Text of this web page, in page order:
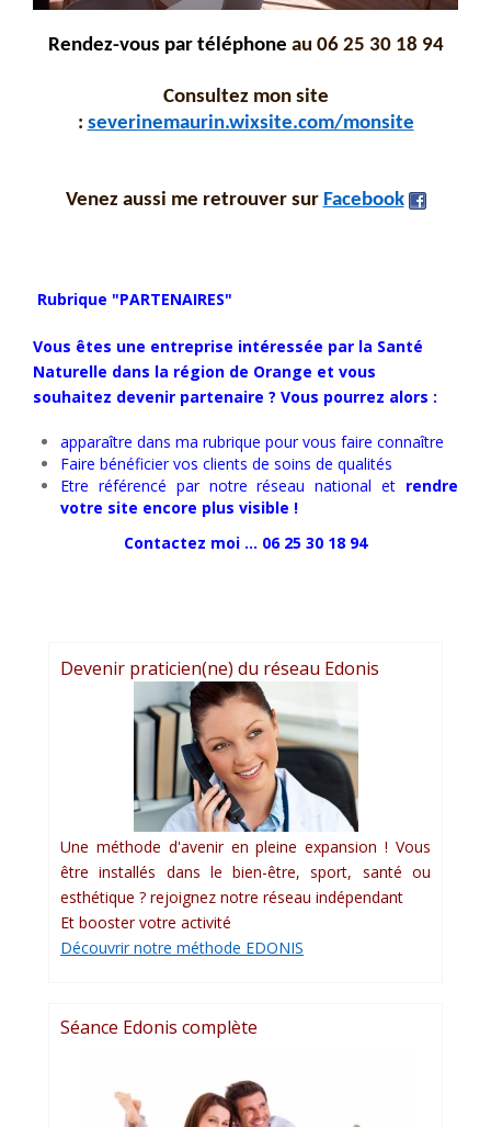
Rendez-vous par téléphone au 06 25 30 18 94
Consultez mon site
: severinemaurin.wixsite.com/monsite
Venez aussi me retrouver sur Facebook
Rubrique "PARTENAIRES"
Vous êtes une entreprise intéressée par la Santé
Naturelle dans la région de Orange et vous
souhaitez devenir partenaire ? Vous pourrez alors :
apparaître dans ma rubrique pour vous faire connaître
Faire bénéficier vos clients de soins de qualités
Etre référencé par notre réseau national et rendre
votre site encore plus visible !
Contactez moi ... 06 25 30 18 94
Devenir praticien(ne) du réseau Edonis
Une méthode d'avenir en pleine expansion ! Vous
être installés dans le bien-être, sport, santé ou
esthétique ? rejoignez notre réseau indépendant
Et booster votre activité
Découvrir notre méthode EDONIS
Séance Edonis complète